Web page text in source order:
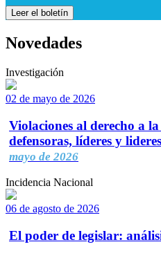
Leer el boletín
Novedades
Investigación
02 de mayo de 2026
Violaciones al derecho a
defensoras, líderes y
mayo de 2026
Incidencia Nacional
06 de agosto de 2026
El poder de legislar: